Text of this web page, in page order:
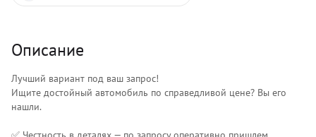
Описание
Лучший вариант под ваш запрос!
Ищите достойный автомобиль по справедливой цене? Вы его
нашли.